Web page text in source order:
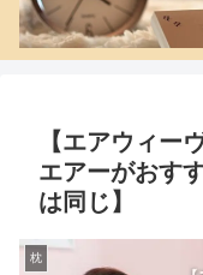
【エアウィー
エアーがおす
は同じ】
枕